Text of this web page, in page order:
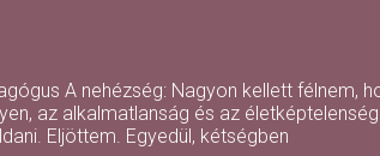
A nehézség: Nagyon kellett félnem,
az alkalmatlanság és az
Eljöttem. Egyedül, kétségben